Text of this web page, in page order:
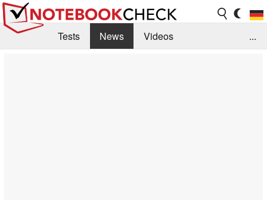
Tests News
Videos
...